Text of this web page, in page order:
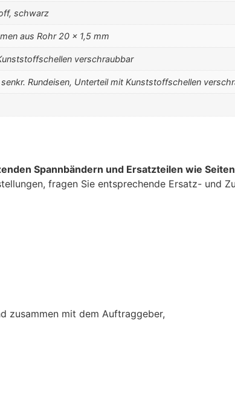
schwarz
aus Rohr 20 x 1,5 mm
verschraubbar
Rundeisen, Unterteil mit Kunststoffschellen
Spannbändern und Ersatzteilen wie
fragen Sie entsprechende Ersatz- und
zusammen mit dem Auftraggeber,